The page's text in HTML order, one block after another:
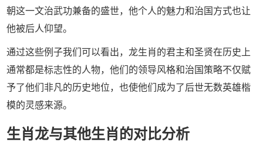
朝这一文治武功兼备的盛世，他个人的魅力和治国方式也让
他被后人仰望。
通过这些例子我们可以看出，龙生肖的君主和圣贤在历史上
通常都是标志性的人物，他们的领导风格和治国策略不仅赋
予了他们非凡的历史地位，也使他们成为了后世无数英雄楷
模的灵感来源。
生肖龙与其他生肖的对比分析